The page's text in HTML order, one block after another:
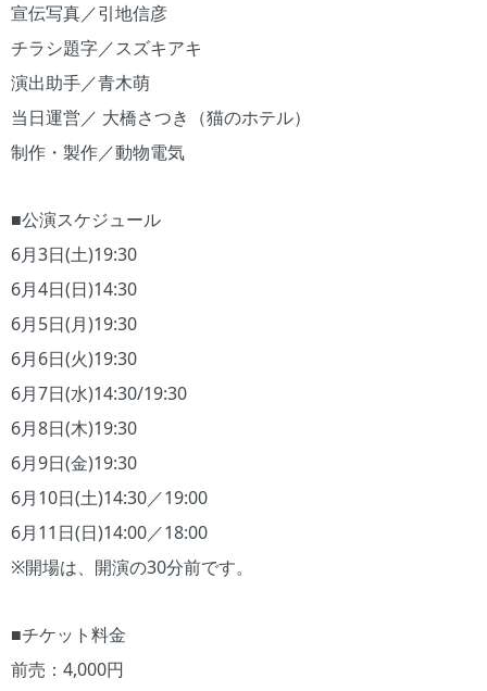
宣伝写真／引地信彦
チラシ題字／スズキアキ
演出助手／青木萌
当日運営／ 大橋さつき（猫のホテル）
制作・製作／動物電気
■公演スケジュール
6月3日(土)19:30
6月4日(日)14:30
6月5日(月)19:30
6月6日(火)19:30
6月7日(水)14:30/19:30
6月8日(木)19:30
6月9日(金)19:30
6月10日(土)14:30／19:00
6月11日(日)14:00／18:00
※開場は、開演の30分前です。
■チケット料金
前売：4,000円